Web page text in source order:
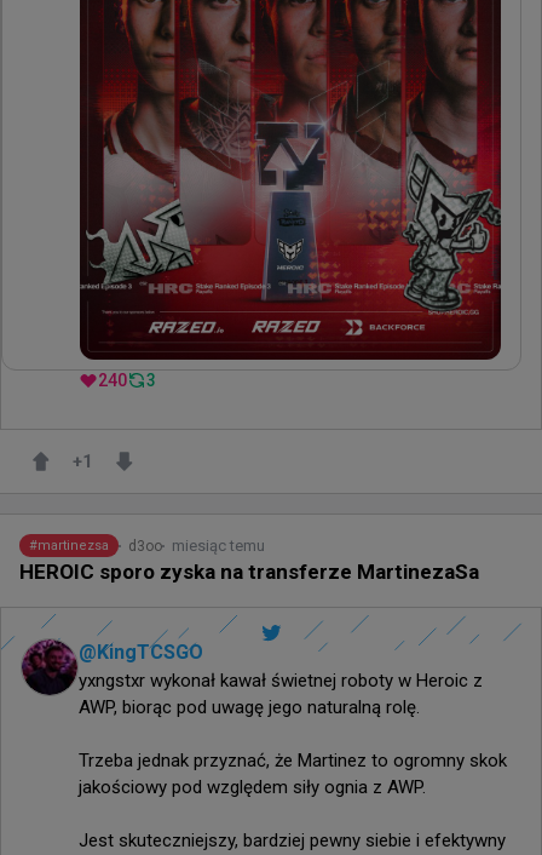
240 3
+1
#martinezsa d3oo miesiąc temu
HEROIC sporo zyska na transferze MartinezaSa
@ KingTCSGO
yxngstxr wykonał kawał świetnej roboty w Heroic z
AWP, biorąc pod uwagę jego naturalną rolę.
Trzeba jednak przyznać, że Martinez to ogromny skok
jakościowy pod względem siły ognia z AWP.
Jest skuteczniejszy, bardziej pewny siebie i efektywny